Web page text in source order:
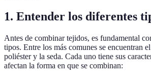
1. Entender los diferentes
Antes de combinar tejidos, es fundamental
tipos. Entre los más comunes se encuentran
poliéster y la seda. Cada uno tiene sus
afectan la forma en que se combinan: